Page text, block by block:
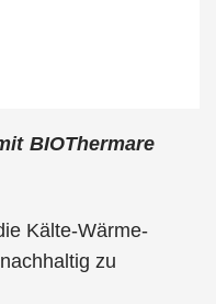
BIOThermare
Kälte-Wärme-
zu